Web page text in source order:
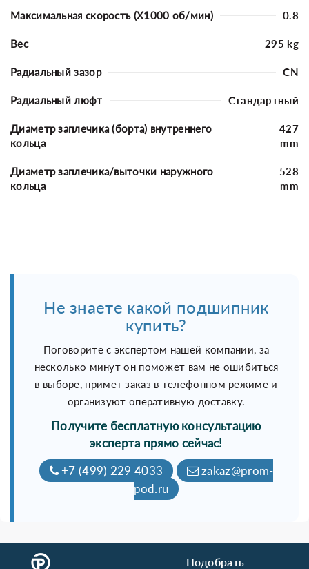
Максимальная скорость (X1000 об/мин) 0.8
Вес 295 kg
Радиальный зазор CN
Радиальный люфт Стандартный
Диаметр заплечика (борта) внутреннего
кольца
427
mm
Диаметр заплечика/выточки наружного
кольца
528
mm
Не знаете какой подшипник
купить?
Поговорите с экспертом нашей компании, за
несколько минут он поможет вам не ошибиться
в выборе, примет заказ в телефонном режиме и
организуют оперативную доставку.
Получите бесплатную консультацию
эксперта прямо сейчас!
+7 (499) 229 4033
zakaz@prom-
pod.ru
Подобрать